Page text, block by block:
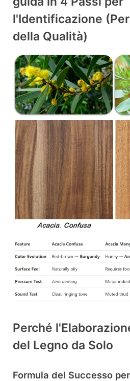
l'Identificazione
della Qualità)
Perché
del Legno da Solo
Formula del Successo